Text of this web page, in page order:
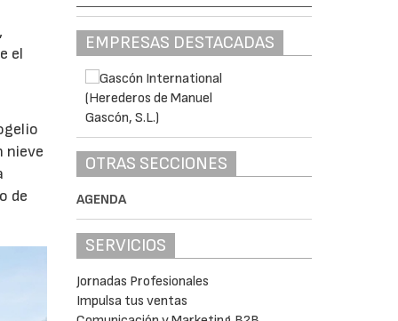
el
nieve
de
EMPRESAS DESTACADAS
OTRAS SECCIONES
AGENDA
SERVICIOS
Jornadas Profesionales
Impulsa tus ventas